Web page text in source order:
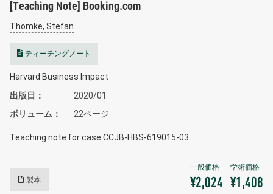
[Teaching Note] Booking.com
Thomke, Stefan
ティーチングノート
Harvard Business Impact
出版日
2020/01
ボリューム
22ページ
Teaching note for case CCJB-HBS-619015-03.
製本 ¥2,024 ¥1,408